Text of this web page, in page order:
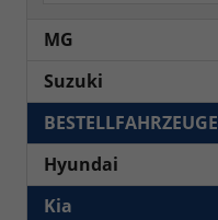
MG
Suzuki
BESTELLFAHRZEUGE
Hyundai
Kia